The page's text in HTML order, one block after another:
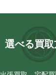
選べる買